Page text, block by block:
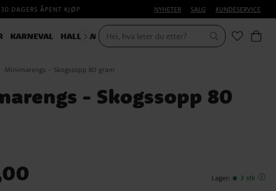
30 DAGERS ÅPENT KJØP NYHETER SALG KUNDESERVICE
KARNEVAL HALLOWEEN
Minimarengs - Skogssopp 80 gram
- Skogssopp 80
Lager: 3 stk